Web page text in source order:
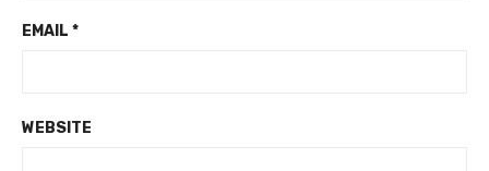
EMAIL *
WEBSITE